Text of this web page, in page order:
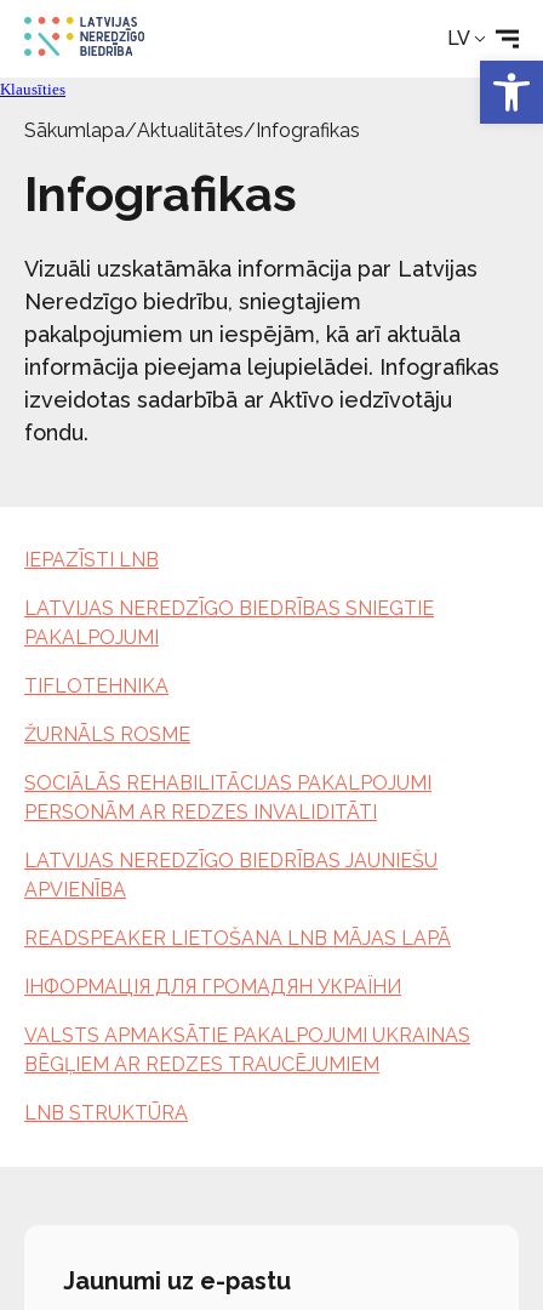
LV
Rehabilitācija
Aktualitātes
Pakalpojumi
Par biedrību
Kontakti
Klausīties
Sākumlapa/Aktualitātes/Infografikas
Infografikas
Vizuāli uzskatāmāka informācija par Latvijas
Neredzīgo biedrību, sniegtajiem
pakalpojumiem un iespējām, kā arī aktuāla
informācija pieejama lejupielādei. Infografikas
izveidotas sadarbībā ar Aktīvo iedzīvotāju
fondu.
IEPAZĪSTI LNB
LATVIJAS NEREDZĪGO BIEDRĪBAS SNIEGTIE
PAKALPOJUMI
TIFLOTEHNIKA
ŽURNĀLS ROSME
SOCIĀLĀS REHABILITĀCIJAS PAKALPOJUMI
PERSONĀM AR REDZES INVALIDITĀTI
LATVIJAS NEREDZĪGO BIEDRĪBAS JAUNIEŠU
APVIENĪBA
READSPEAKER LIETOŠANA LNB MĀJAS LAPĀ
ІНФОРМАЦІЯ ДЛЯ ГРОМАДЯН УКРАЇНИ
VALSTS APMAKSĀTIE PAKALPOJUMI UKRAINAS
BĒGĻIEM AR REDZES TRAUCĒJUMIEM
LNB STRUKTŪRA
Jaunumi uz e-pastu